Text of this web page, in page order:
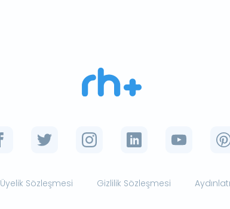
Üyelik Sözleşmesi Gizlilik Sözleşmesi